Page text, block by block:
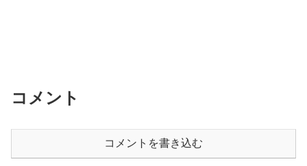
コメント
コメントを書き込む